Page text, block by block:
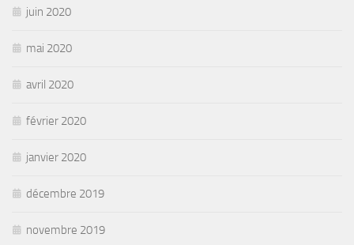
juin 2020
mai 2020
avril 2020
février 2020
janvier 2020
décembre 2019
novembre 2019